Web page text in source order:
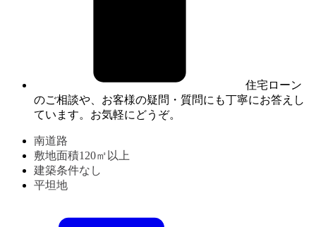
住宅ローン
のご相談や、お客様の疑問・質問にも丁寧にお答えし
ています。お気軽にどうぞ。
南道路
敷地面積120㎡以上
建築条件なし
平坦地